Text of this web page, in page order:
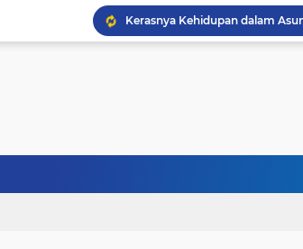
Kerasnya Kehidupan dalam
Janji Bersama, Terpisah karena
Kehancuran Bangsa Bila